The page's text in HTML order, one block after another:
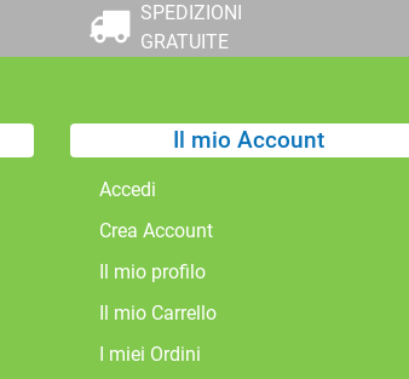
SPEDIZIONI
GRATUITE
Il mio Account
Accedi
Crea Account
Il mio profilo
Il mio Carrello
I miei Ordini